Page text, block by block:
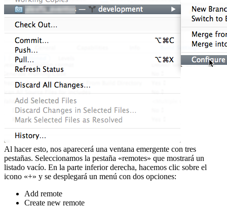
Al hacer esto, nos aparecerá una ventana emergente con tres
pestañas. Seleccionamos la pestaña «remotes» que mostrará un
listado vacío. En la parte inferior derecha, hacemos clic sobre el
icono «+» y se desplegará un menú con dos opciones:
Add remote
Create new remote